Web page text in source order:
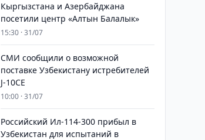
Кыргызстана и Азербайджана
посетили центр «Алтын Балалык»
15:30 · 31/07
СМИ сообщили о возможной
поставке Узбекистану истребителей
J-10CE
10:00 · 31/07
Российский Ил-114-300 прибыл в
Узбекистан для испытаний в